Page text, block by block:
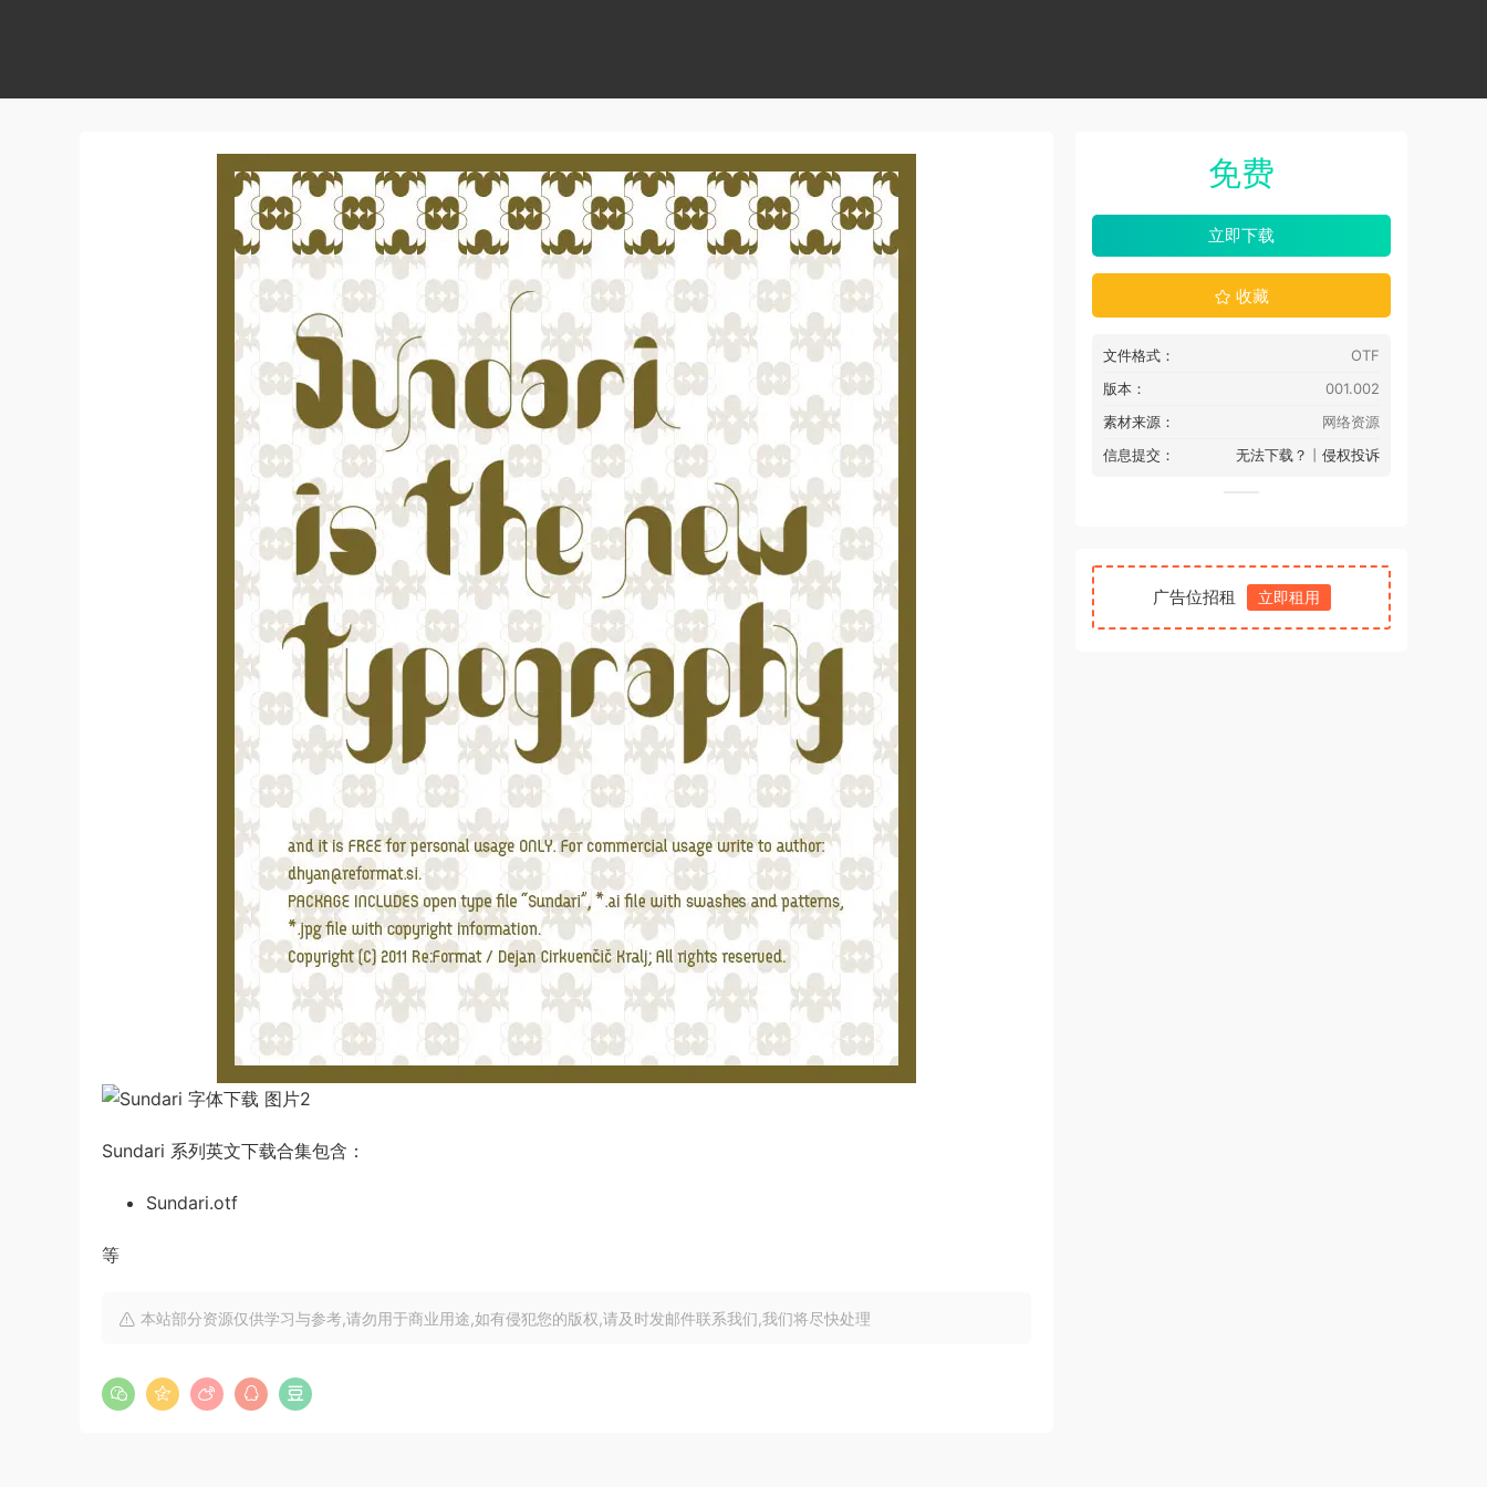
Sundari 系列英文下载合集包含：
Sundari.otf
等
本站部分资源仅供学习与参考,请勿用于商业用途,如有侵犯您的版权,请及时发邮件联系我们,我们将尽快处理
免费
立即下载
收藏
文件格式：
OTF
版本：
001.002
素材来源：
网络资源
信息提交：
无法下载？ 丨 侵权投诉
广告位招租 立即租用